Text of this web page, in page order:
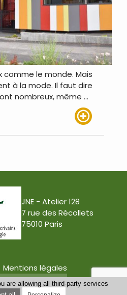
comme le monde. Mais
à la mode. Il faut dire
nombreux, même …
JNE - Atelier 128
7 rue des Récollets
75010 Paris
Mentions légales
: Tabula Rasa
are allowing all third-party services